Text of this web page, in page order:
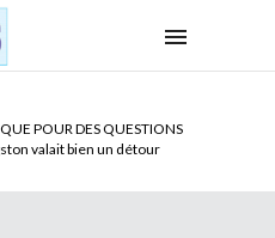
DU SENAT BENINOIS :
sans partir !